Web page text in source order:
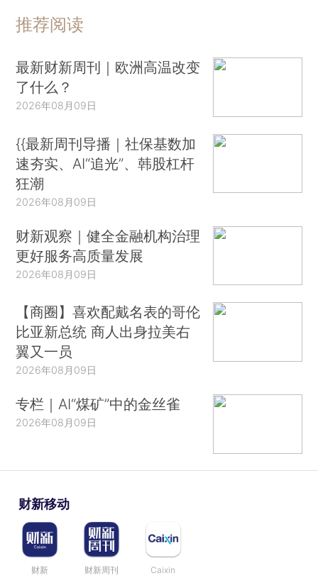
推荐阅读
最新财新周刊｜欧洲高温改变
了什么？
2026年08月09日
{{最新周刊导播｜社保基数加
速夯实、AI“追光”、韩股杠杆
狂潮
2026年08月09日
财新观察｜健全金融机构治理
更好服务高质量发展
2026年08月09日
【商圈】喜欢配戴名表的哥伦
比亚新总统 商人出身拉美右
翼又一员
2026年08月09日
专栏｜AI“煤矿”中的金丝雀
2026年08月09日
财新移动
财新 财新周刊 Caixin